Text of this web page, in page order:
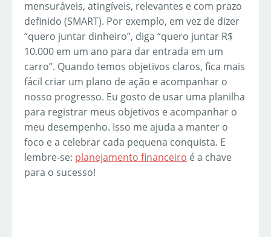
mensuráveis, atingíveis, relevantes e com prazo
definido (SMART). Por exemplo, em vez de dizer
“quero juntar dinheiro”, diga “quero juntar R$
10.000 em um ano para dar entrada em um
carro”. Quando temos objetivos claros, fica mais
fácil criar um plano de ação e acompanhar o
nosso progresso. Eu gosto de usar uma planilha
para registrar meus objetivos e acompanhar o
meu desempenho. Isso me ajuda a manter o
foco e a celebrar cada pequena conquista. E
lembre-se: planejamento financeiro é a chave
para o sucesso!